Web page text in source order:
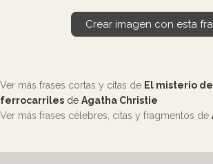
Crear imagen con esta
Ver más frases cortas y citas de El misterio
ferrocarriles de Agatha Christie
Ver más frases célebres, citas y fragmentos de